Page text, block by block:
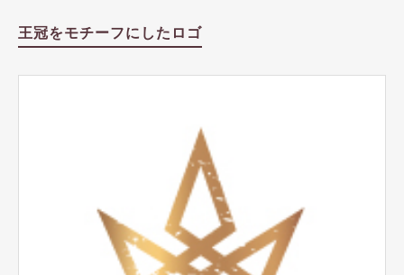
入稿名刺印刷
ビジネスモノクロ
王冠をモチーフにしたロゴ